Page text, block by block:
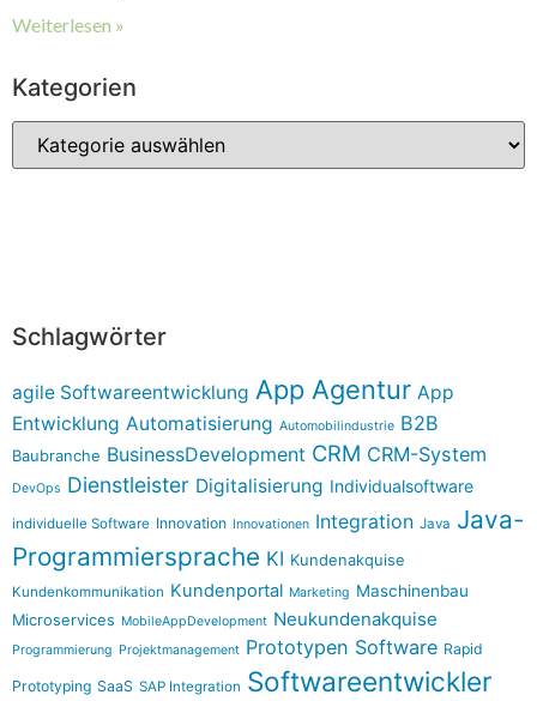
Weiterlesen »
Kategorien
Schlagwörter
agile Softwareentwicklung App Agentur App
Entwicklung Automatisierung Automobilindustrie B2B
Baubranche BusinessDevelopment CRM CRM-System
DevOps Dienstleister Digitalisierung Individualsoftware
individuelle Software Innovation Innovationen Integration Java Java-
Programmiersprache KI Kundenakquise
Kundenkommunikation Kundenportal Marketing Maschinenbau
Microservices MobileAppDevelopment Neukundenakquise
Programmierung Projektmanagement Prototypen Software Rapid
Prototyping SaaS SAP Integration Softwareentwickler